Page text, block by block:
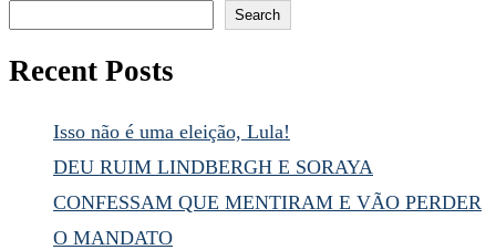
Search
Recent Posts
Isso não é uma eleição, Lula!
DEU RUIM LINDBERGH E SORAYA
CONFESSAM QUE MENTIRAM E VÃO PERDER
O MANDATO